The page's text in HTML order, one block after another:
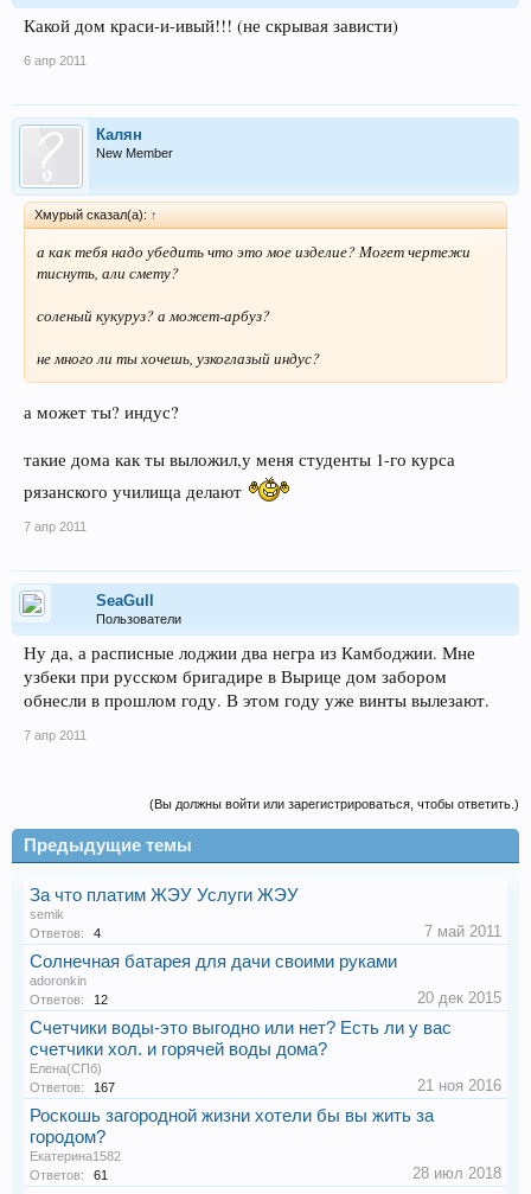
Какой дом краси-и-ивый!!! (не скрывая зависти)
6 апр 2011
Калян
New Member
Хмурый сказал(а): ↑
а как тебя надо убедить что это мое изделие? Могет чертежи
тиснуть, али смету?
соленый кукуруз? а может-арбуз?
не много ли ты хочешь, узкоглазый индус?
а может ты? индус?
такие дома как ты выложил,у меня студенты 1-го курса
рязанского училища делают
7 апр 2011
SeaGull
Пользователи
Ну да, а расписные лоджии два негра из Камбоджии. Мне
узбеки при русском бригадире в Вырице дом забором
обнесли в прошлом году. В этом году уже винты вылезают.
7 апр 2011
(Вы должны войти или зарегистрироваться, чтобы ответить.)
Предыдущие темы
За что платим ЖЭУ Услуги ЖЭУ
semik
Ответов:
4 7 май 2011
Солнечная батарея для дачи своими руками
adoronkin
Ответов:
12 20 дек 2015
Счетчики воды-это выгодно или нет? Есть ли у вас
счетчики хол. и горячей воды дома?
Елена(СПб)
Ответов:
167 21 ноя 2016
Роскошь загородной жизни хотели бы вы жить за
городом?
Екатерина1582
Ответов:
61 28 июл 2018